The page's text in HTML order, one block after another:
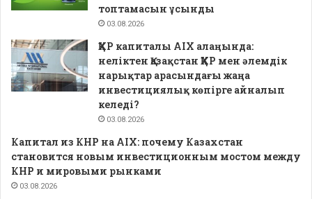
топтамасын ұсынды
03.08.2026
ҚХР капиталы AIX алаңында:
неліктен Қазақстан ҚХР мен әлемдік
нарықтар арасындағы жаңа
инвестициялық көпірге айналып
келеді?
03.08.2026
Капитал из КНР на AIX: почему Казахстан
становится новым инвестиционным мостом между
КНР и мировыми рынками
03.08.2026